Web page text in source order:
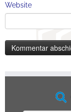
Website